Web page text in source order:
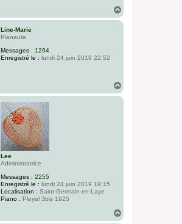
u
Line-Marie
Pianaute
Messages : 1294
Enregistré le : lundi 24 juin 2019 22:52
u
Lee
Administratrice
Messages : 2255
Enregistré le : lundi 24 juin 2019 19:15
Localisation : Saint-Germain-en-Laye
Piano : Pleyel 3bis 1925